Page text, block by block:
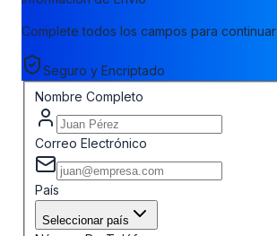
Complete todos los campos para continuar
Seguro y Encriptado
Nombre Completo
Correo Electrónico
País
Seleccionar país